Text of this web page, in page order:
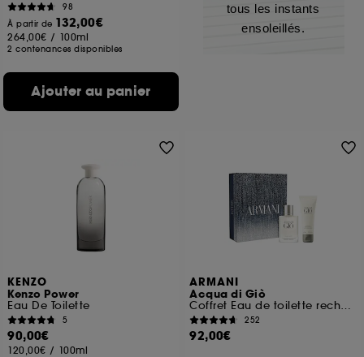
98
À partir de 132,00€
264,00€ / 100ml
2 contenances disponibles
Ajouter au panier
tous les instants
ensoleillés.
KENZO
Kenzo Power
Eau De Toilette
5
90,00€
120,00€ / 100ml
ARMANI
Acqua di Giò
Coffret Eau de toilette rechargeable pour homme
252
92,00€